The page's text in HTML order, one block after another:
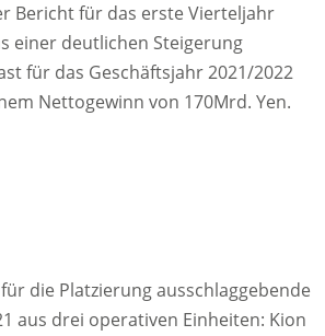
Bericht für das erste Vierteljahr
einer deutlichen Steigerung
für das Geschäftsjahr 2021/2022
Nettogewinn von 170Mrd. Yen.
die Platzierung ausschlaggebende
aus drei operativen Einheiten: Kion